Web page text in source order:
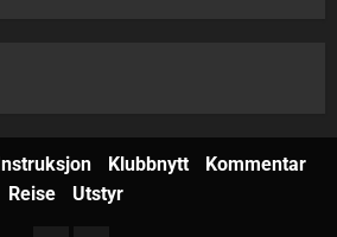
Instruksjon Klubbnytt
Kommentar
Reise
Utstyr